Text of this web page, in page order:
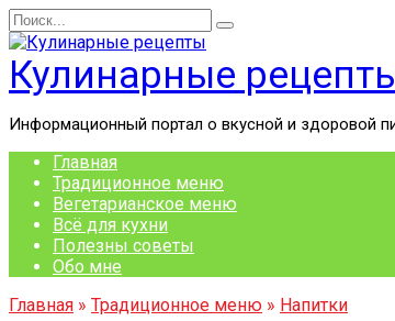
Перейти
к
содержанию
Search
for:
Кулинарные
Информационный портал о вкусной и здоровой
Главная
Традиционное меню
Вегетарианское меню
Всё для кухни
Полезны советы
Обо мне
Главная » Традиционное меню » Напитки